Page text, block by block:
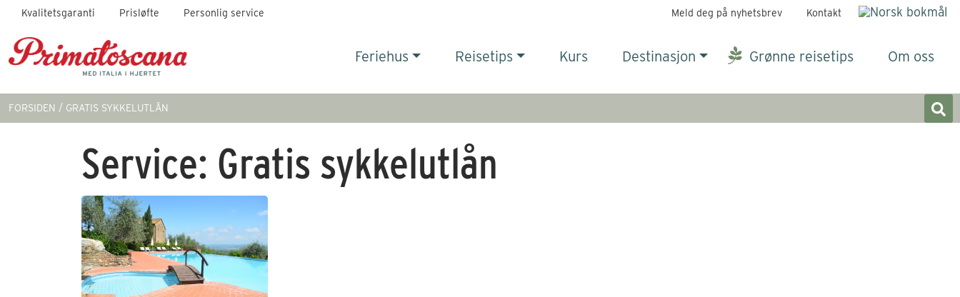
Kvalitetsgaranti Prisløfte Personlig service Meld deg på nyhetsbrev Kontakt
Feriehus Reisetips Kurs Destinasjon Grønne reisetips Om oss
FORSIDEN GRATIS SYKKELUTLÅN
Service: Gratis sykkelutlån